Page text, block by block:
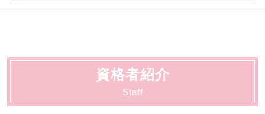
債務整理 遅延損害金
交通事故 賠償金
交通事故 示談交渉
交通事故 示談交渉 弁護士
刑事事件 種類
刑事事件 不起訴
刑事事件 陳述書
法人破産 川崎市
交通事故 大田区
動物病院向け各種サービス 川崎市
資格者紹介
Staff